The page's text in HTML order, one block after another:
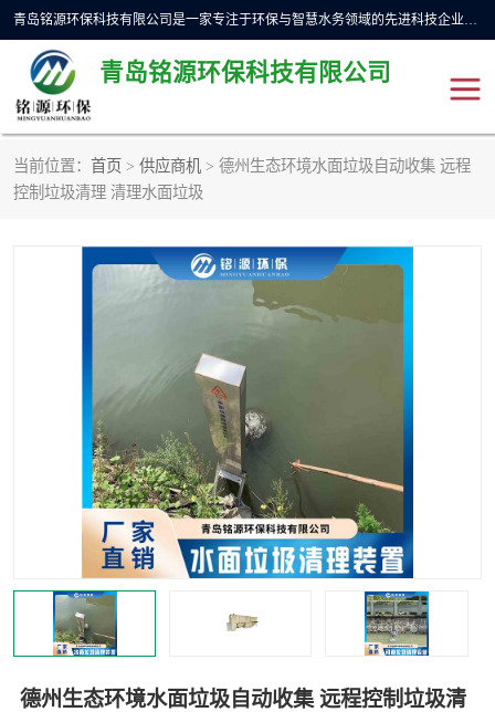
青岛铭源环保科技有限公司是一家专注于环保与智慧水务领域的先进科技企业，公司专注于云智能一体化预制泵站、水务循环利用、海绵城市、云智慧水务开发及新型环保技术研发等领域。铭源环保以为客户提供优质产品、专业技术服务为己任。为客户提供量身定制方案，提供多种配置方案满足实际使用要求。严控供货周期，并提供高标准后期维护。以环保为己任，视质量如生命，以技术做先导，靠诚信赢客户。
青岛铭源环保科技有限公司
当前位置： 首页 > 供应商机 > 德州生态环境水面垃圾自动收集 远程
控制垃圾清理 清理水面垃圾
德州生态环境水面垃圾自动收集 远程控制垃圾清
一体化HMPP泵站
智能截流井 智能旋转喷射器
液动限流闸门
不锈钢浮筒阀
雨水收集回用装置 门式冲洗装置
智能一体化灌溉泵房 一体化污水处理泵房
水面垃圾清理装置 浅层砂过滤装置
一体化泵闸